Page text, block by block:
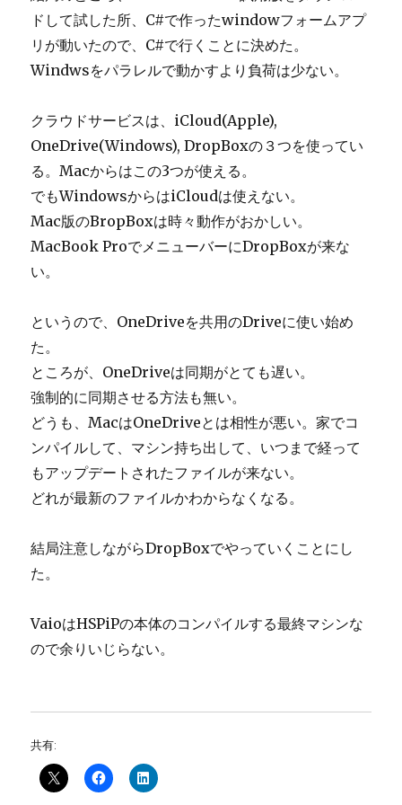
ドして試した所、C#で作ったwindowフォームアプ
リが動いたので、C#で行くことに決めた。
Windwsをパラレルで動かすより負荷は少ない。
クラウドサービスは、iCloud(Apple),
OneDrive(Windows), DropBoxの３つを使ってい
る。Macからはこの3つが使える。
でもWindowsからはiCloudは使えない。
Mac版のBropBoxは時々動作がおかしい。
MacBook ProでメニューバーにDropBoxが来な
い。
というので、OneDriveを共用のDriveに使い始め
た。
ところが、OneDriveは同期がとても遅い。
強制的に同期させる方法も無い。
どうも、MacはOneDriveとは相性が悪い。家でコ
ンパイルして、マシン持ち出して、いつまで経って
もアップデートされたファイルが来ない。
どれが最新のファイルかわからなくなる。
結局注意しながらDropBoxでやっていくことにし
た。
VaioはHSPiPの本体のコンパイルする最終マシンな
ので余りいじらない。
共有: